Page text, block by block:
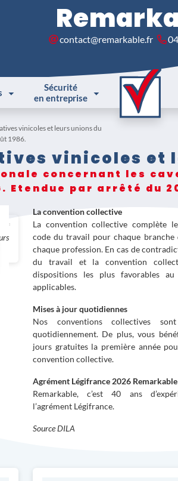
contact@remarkable.fr
Sécurité
en entreprise
vinicoles et leurs unions du
1986.
vinicoles et
concernant les
Etendue par arrêté du
La convention collective
La convention collective complète
code du travail pour chaque
chaque profession. En cas de
du travail et la convention
dispositions les plus favorables
applicables.
Mises à jour quotidiennes
Nos conventions collectives
quotidiennement. De plus, vous
jours gratuites la première année
convention collective.
Agrément Légifrance 2026 Remarkable
Remarkable, c’est 40 ans
l’agrément Légifrance.
Source DILA